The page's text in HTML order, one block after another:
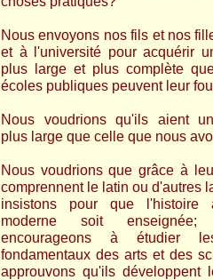
Nous envoyons nos fils et nos
et à l'université pour acquérir
plus large et plus complète
écoles publiques peuvent leur
Nous voudrions qu'ils aient
plus large que celle que nous
Nous voudrions que grâce à
comprennent le latin ou d'autres
insistons pour que l'histoire
moderne soit
encourageons à étudier
fondamentaux des arts et des
approuvons qu'ils